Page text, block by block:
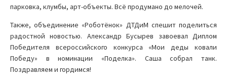
парковка, клумбы, арт-объекты. Всё продумано до мелочей.
Также, объединение «Роботёнок» ДТДиМ спешит поделиться
радостной новостью. Александр Бусырев завоевал Диплом
Победителя всероссийского конкурса «Мои деды ковали
Победу» в номинации «Поделка». Саша собрал танк.
Поздравляем и гордимся!